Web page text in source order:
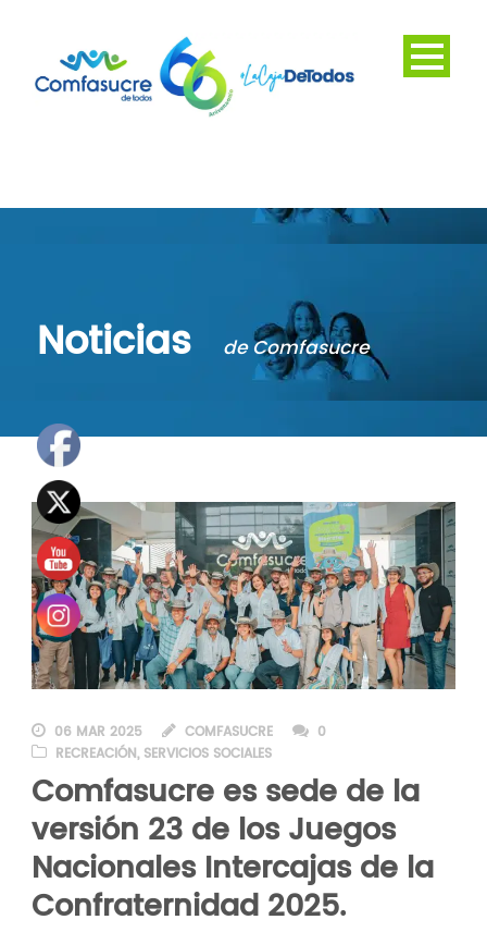
Noticias de Comfasucre
06 MAR 2025 COMFASUCRE
0
RECREACIÓN, SERVICIOS SOCIALES
Comfasucre es sede de la
versión 23 de los Juegos
Nacionales Intercajas de la
Confraternidad 2025.